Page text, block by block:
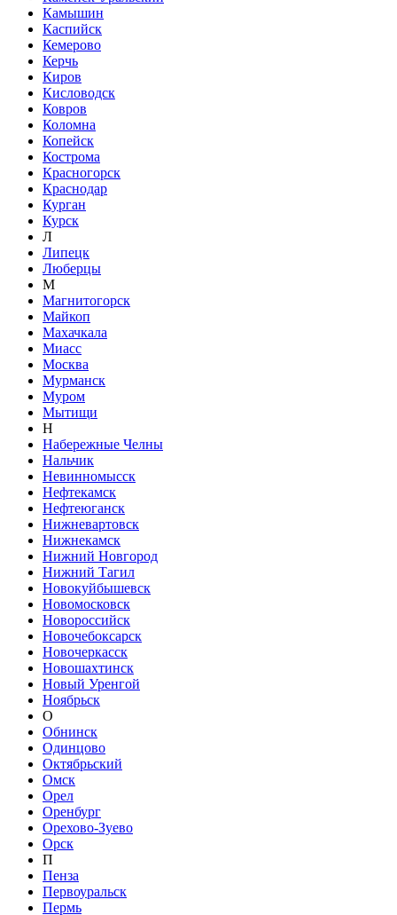
Камышин
Каспийск
Кемерово
Керчь
Киров
Кисловодск
Ковров
Коломна
Копейск
Кострома
Красногорск
Краснодар
Курган
Курск
Л
Липецк
Люберцы
М
Магнитогорск
Майкоп
Махачкала
Миасс
Москва
Мурманск
Муром
Мытищи
Н
Набережные Челны
Нальчик
Невинномысск
Нефтекамск
Нефтеюганск
Нижневартовск
Нижнекамск
Нижний Новгород
Нижний Тагил
Новокуйбышевск
Новомосковск
Новороссийск
Новочебоксарск
Новочеркасск
Новошахтинск
Новый Уренгой
Ноябрьск
О
Обнинск
Одинцово
Октябрьский
Омск
Орел
Оренбург
Орехово-Зуево
Орск
П
Пенза
Первоуральск
Пермь